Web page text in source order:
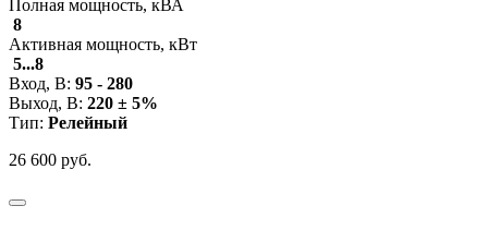
Полная мощность, кВА
8
Активная мощность, кВт
5...8
Вход, В: 95 - 280
Выход, В: 220 ± 5%
Тип: Релейный
26 600 руб.